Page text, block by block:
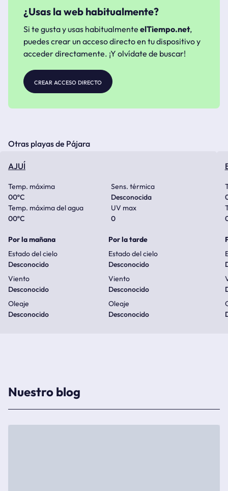
¿Usas la web habitualmente?
Si te gusta y usas habitualmente elTiempo.net,
puedes crear un acceso directo en tu dispositivo y
acceder directamente. ¡Y olvídate de buscar!
crear acceso directo
Otras playas de Pájara
AJUÍ
Temp. máxima
00ºC
Sens. térmica
Desconocida
Temp. máxima del agua
00ºC
UV max
0
Por la mañana
Estado del cielo
Desconocido
Viento
Desconocido
Oleaje
Desconocido
Por la tarde
Estado del cielo
Desconocido
Viento
Desconocido
Oleaje
Desconocido
Nuestro blog